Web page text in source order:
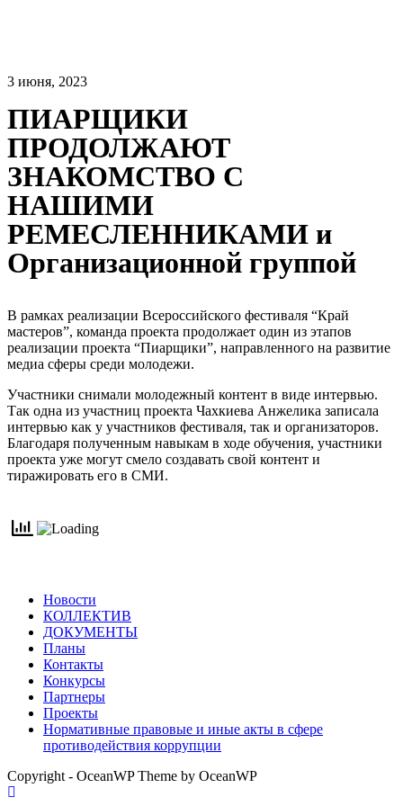
3 июня, 2023
ПИАРЩИКИ
ПРОДОЛЖАЮТ
ЗНАКОМСТВО С
НАШИМИ
РЕМЕСЛЕННИКАМИ и
Организационной группой
В рамках реализации Всероссийского фестиваля “Край
мастеров”, команда проекта продолжает один из этапов
реализации проекта “Пиарщики”, направленного на развитие
медиа сферы среди молодежи.
Участники снимали молодежный контент в виде интервью.
Так одна из участниц проекта Чахкиева Анжелика записала
интервью как у участников фестиваля, так и организаторов.
Благодаря полученным навыкам в ходе обучения, участники
проекта уже могут смело создавать свой контент и
тиражировать его в СМИ.
Новости
КОЛЛЕКТИВ
ДОКУМЕНТЫ
Планы
Контакты
Конкурсы
Партнеры
Проекты
Нормативные правовые и иные акты в сфере
противодействия коррупции
Copyright - OceanWP Theme by OceanWP